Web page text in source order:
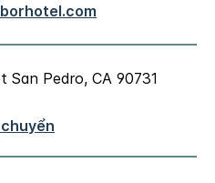
San Pedro, CA 90731